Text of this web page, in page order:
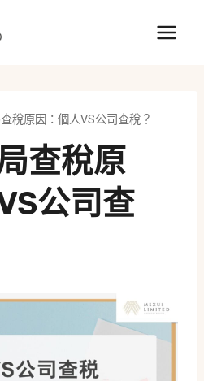
稅原因：個人VS公司查稅？
查稅原
公司查